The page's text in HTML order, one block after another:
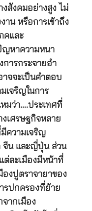
งสังคมอย่างสูง ไม่
าน หรือการเข้าถึง
คและ
ญหาความหนา
การกระจายอำ
จจะเป็นคำตอบ
เจริญในการ
มว่า….ประเทศที่
เศรษฐกิจหลาย
ความเจริญ
จีน และญี่ปุ่น ส่วน
ต่ละเมืองมีหน้าที่
องปูตราจายาของ
รปกครองที่ย้าย
ากเมือง